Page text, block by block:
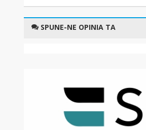
SPUNE-NE OPINIA TA